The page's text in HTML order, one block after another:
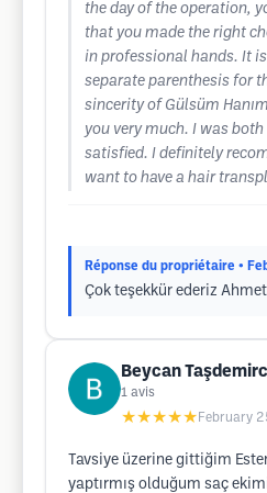
the day of the operation,
that you made the right
in professional hands. It
separate parenthesis for
sincerity of Gülsüm
you very much. I was
satisfied. I definitely
want to have a hair
Réponse du propriétaire •
Çok teşekkür ederiz Ahmet
Beycan
1 avis
★★★★★ February
Tavsiye üzerine gittiğim
yaptırmış olduğum saç